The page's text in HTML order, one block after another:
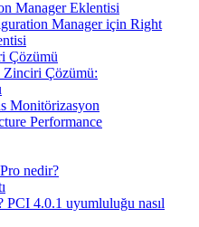
Manager Eklentisi
Manager için Right
Çözümü
Zinciri Çözümü:
Monitörizasyon
Performance
nedir?
PCI 4.0.1 uyumluluğu nasıl